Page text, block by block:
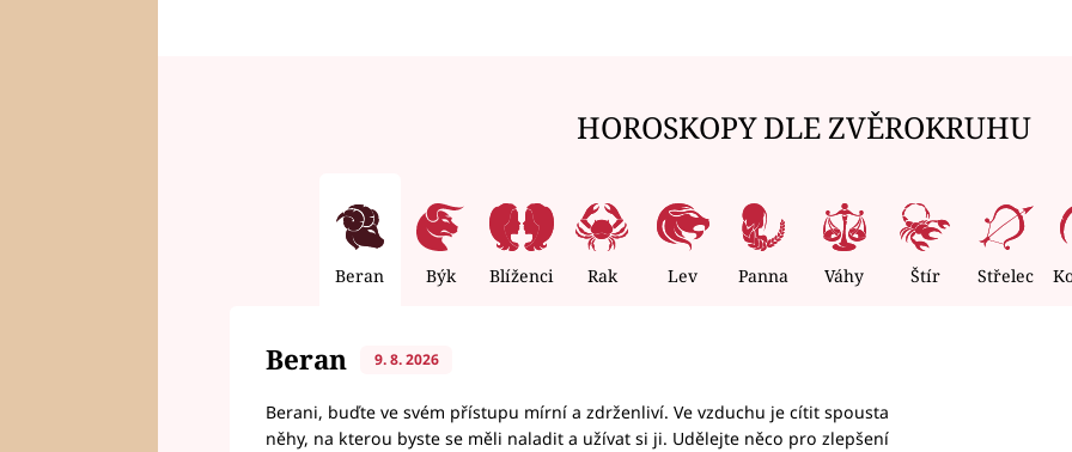
HOROSKOPY DLE ZVĚROKRUHU
Beran Býk Blíženci Rak Lev Panna Váhy Štír Střelec
Beran 9. 8. 2026
Berani, buďte ve svém přístupu mírní a zdrženliví. Ve vzduchu je cítit spousta
něhy, na kterou byste se měli naladit a užívat si ji. Udělejte něco pro zlepšení